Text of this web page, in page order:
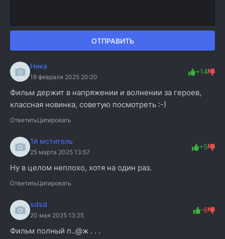
ОТПРАВИТЬ
Ника
18 февраля 2025 20:20
+14
Фильм держит в напряжении и волнении за героев,
классная новинка, советую посмотреть :-)
ОтветитьЦитировать
1й мститель
25 марта 2025 13:57
+5
Ну в целом неплохо, хотя на один раз.
ОтветитьЦитировать
sdsd
20 мая 2025 13:25
-6
Фильм полный п..@ж . . .